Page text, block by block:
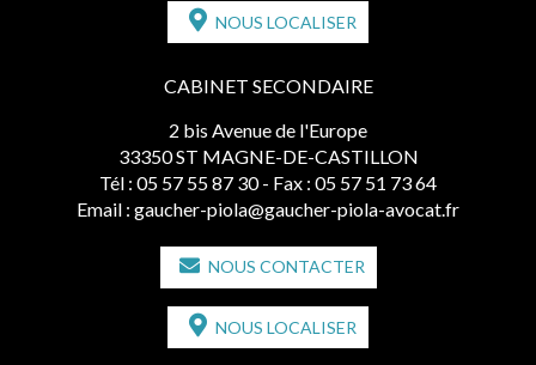
NOUS LOCALISER
CABINET SECONDAIRE
2 bis Avenue de l'Europe
33350 ST MAGNE-DE-CASTILLON
Tél : 05 57 55 87 30 - Fax : 05 57 51 73 64
Email : gaucher-piola@gaucher-piola-avocat.fr
NOUS CONTACTER
NOUS LOCALISER